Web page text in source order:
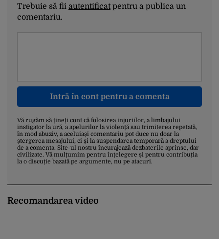
Trebuie să fii autentificatpentru a publica un
comentariu.
Intră în cont pentru a comenta
Vă rugăm să țineți cont că folosirea injuriilor, a limbajului
instigator la ură, a apelurilor la violență sau trimiterea repetată,
în mod abuziv, a aceluiași comentariu pot duce nu doar la
ștergerea mesajului, ci și la suspendarea temporară a dreptului
de a comenta. Site-ul nostru încurajează dezbaterile aprinse, dar
civilizate. Vă mulțumim pentru înțelegere și pentru contribuția
la o discuție bazată pe argumente, nu pe atacuri.
Recomandarea video